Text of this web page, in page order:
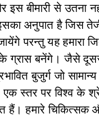
बीमारी से उतना
अनुपात है जिस
परन्तु यह हमारा
बनेंगे। जैसे दूसरी
बुजुर्ग जो
एक स्तर पर विश्व के
हमारे चिकित्सक